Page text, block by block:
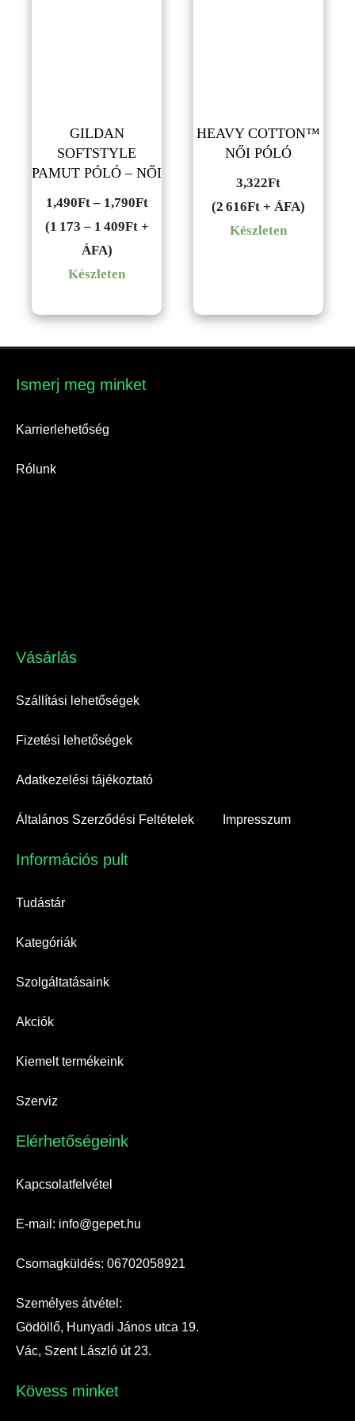
GILDAN
SOFTSTYLE
PAMUT PÓLÓ – NŐI
1,490Ft – 1,790FtÁrtartomány:
1,490Ft
(1 173 – 1 409Ft +
ÁFA)
Készleten
HEAVY COTTON™
NŐI PÓLÓ
3,322Ft
(2 616Ft + ÁFA)
Készleten
Ismerj meg minket​
Karrierlehetőség
Rólunk
Vásárlás​
Szállítási lehetőségek
Fizetési lehetőségek
Adatkezelési tájékoztató
Általános Szerződési Feltételek Impresszum
Információs pult​
Tudástár
Kategóriák
Szolgáltatásaink
Akciók
Kiemelt termékeink
Szerviz
Elérhetőségeink​
Kapcsolatfelvétel
E-mail: info@gepet.hu
Csomagküldés: 06702058921
Személyes átvétel:
Gödöllő, Hunyadi János utca 19.
Vác, Szent László út 23.
Kövess minket